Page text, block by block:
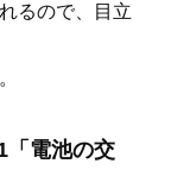
るので、目立
「電池の交